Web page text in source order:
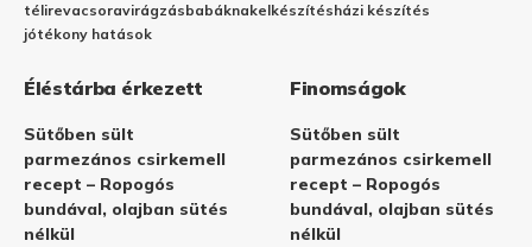
télirevacsoravirágzásbabáknakelkészítésházi készítés
jótékony hatások
Éléstárba érkezett
Sütőben sült
parmezános csirkemell
recept – Ropogós
bundával, olajban sütés
nélkül
Finomságok
Sütőben sült
parmezános csirkemell
recept – Ropogós
bundával, olajban sütés
nélkül